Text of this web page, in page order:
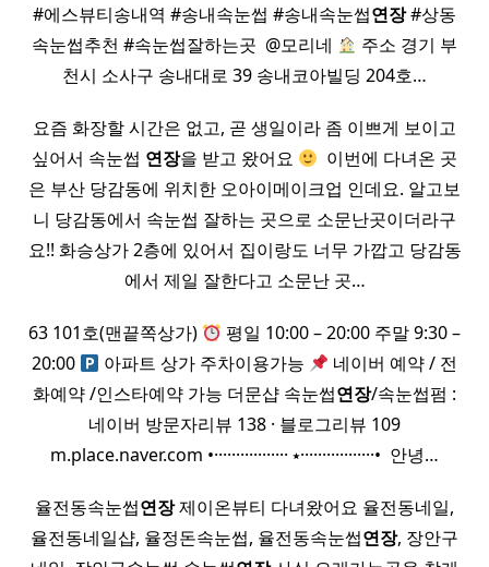
#에스뷰티송내역 #송내속눈썹 #송내속눈썹연장#상동
속눈썹추천 #속눈썹잘하는곳 ​ @모리네
주소 경기 부
천시 소사구 송내대로 39 송내코아빌딩 204호…
요즘 화장할 시간은 없고, 곧 생일이라 좀 이쁘게 보이고
싶어서 속눈썹 연장을 받고 왔어요
​ 이번에 다녀온 곳
은 부산 당감동에 위치한 오아이메이크업 인데요. 알고보
니 당감동에서 속눈썹 잘하는 곳으로 소문난곳이더라구
요!! 화승상가 2층에 있어서 집이랑도 너무 가깝고 당감동
에서 제일 잘한다고 소문난 곳…
63 101호(맨끝쪽상가)
평일 10:00 – 20:00 주말 9:30 –
20:00
아파트 상가 주차이용가능
네이버 예약 / 전
화예약 /인스타예약 가능 더문샵 속눈썹연장/속눈썹펌 :
네이버 방문자리뷰 138 · 블로그리뷰 109
m.place.naver.com •················· ⭑·················• ​ 안녕…
율전동속눈썹연장제이온뷰티 다녀왔어요 율전동네일,
율전동네일샵, 율정돈속눈썹, 율전동속눈썹연장, 장안구